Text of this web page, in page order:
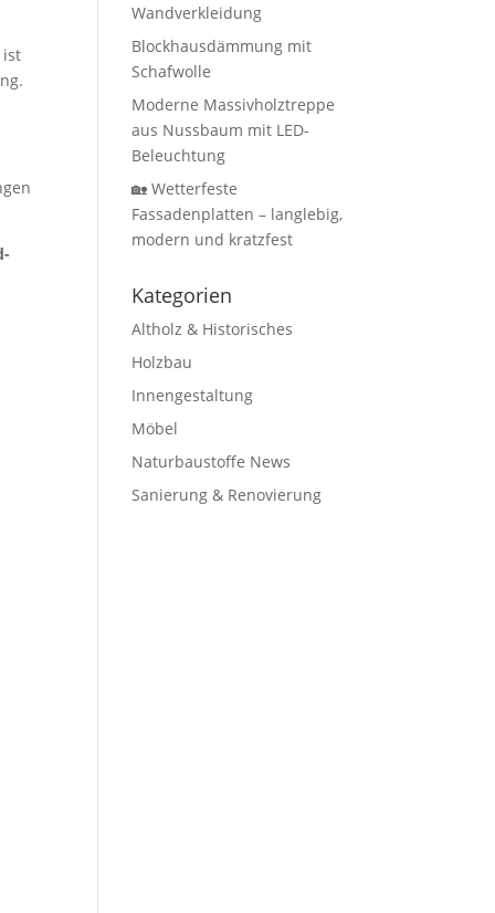
ist
Wandverkleidung
Blockhausdämmung mit
Schafwolle
Moderne Massivholztreppe
aus Nussbaum mit LED-
Beleuchtung
🏡 Wetterfeste
Fassadenplatten – langlebig,
modern und kratzfest
Kategorien
Altholz & Historisches
Holzbau
Innengestaltung
Möbel
Naturbaustoffe News
Sanierung & Renovierung